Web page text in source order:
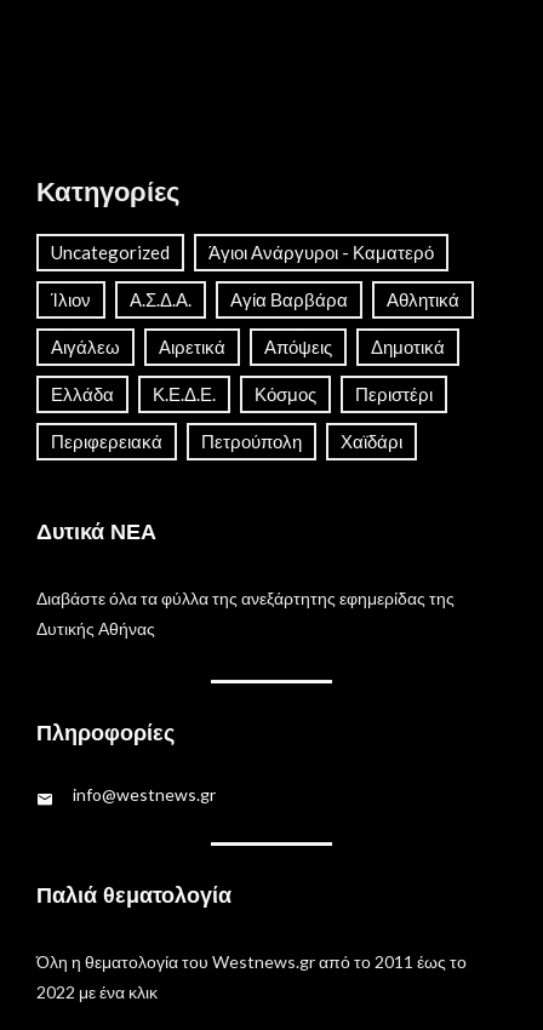
Κατηγορίες
Uncategorized Άγιοι Ανάργυροι - Καματερό
Ίλιον Α.Σ.Δ.Α. Αγία Βαρβάρα Αθλητικά
Αιγάλεω Αιρετικά Απόψεις Δημοτικά
Ελλάδα Κ.Ε.Δ.Ε. Κόσμος Περιστέρι
Περιφερειακά Πετρούπολη Χαϊδάρι
Δυτικά ΝΕΑ
Διαβάστε όλα τα φύλλα της ανεξάρτητης εφημερίδας της
Δυτικής Αθήνας
Πληροφορίες
info@westnews.gr
Παλιά θεματολογία
Όλη η θεματολογία του Westnews.gr από το 2011 έως το
2022 με ένα κλικ